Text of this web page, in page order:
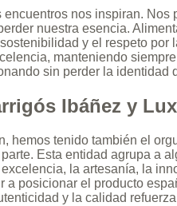
encuentros nos inspiran.
nuestra esencia.
y el respeto por
manteniendo
sin perder la identidad
Ibáñez y
hemos tenido también el
Esta entidad agrupa a
la artesanía, la
a posicionar el producto
y la calidad